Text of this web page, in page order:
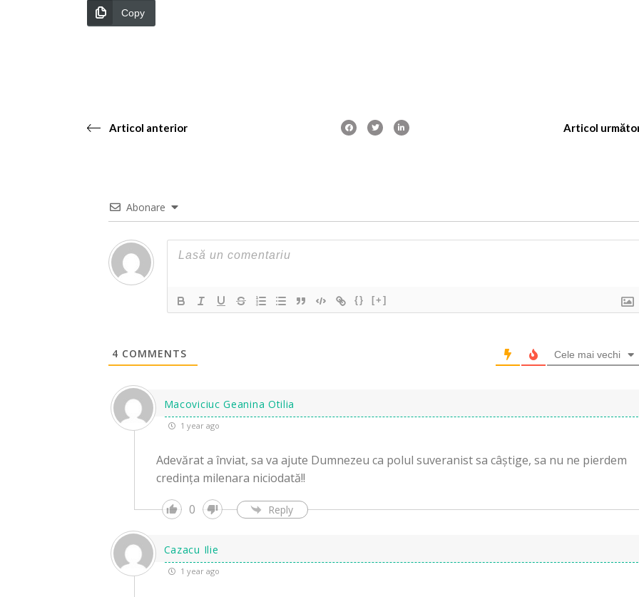
Copy
Articol anterior Articol
Abonare
{} [+]
4 COMMENTS Cele mai vechi
Macoviciuc Geanina Otilia
1 year ago
Adevărat a înviat, sa va ajute Dumnezeu ca polul suveranist sa câștige, sa nu ne pierdem
credința milenara niciodată!!
0
Reply
Cazacu Ilie
1 year ago